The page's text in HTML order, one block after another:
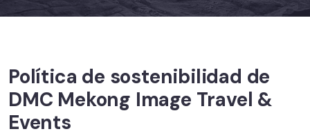
Política de sostenibilidad de
DMC Mekong Image Travel &
Events